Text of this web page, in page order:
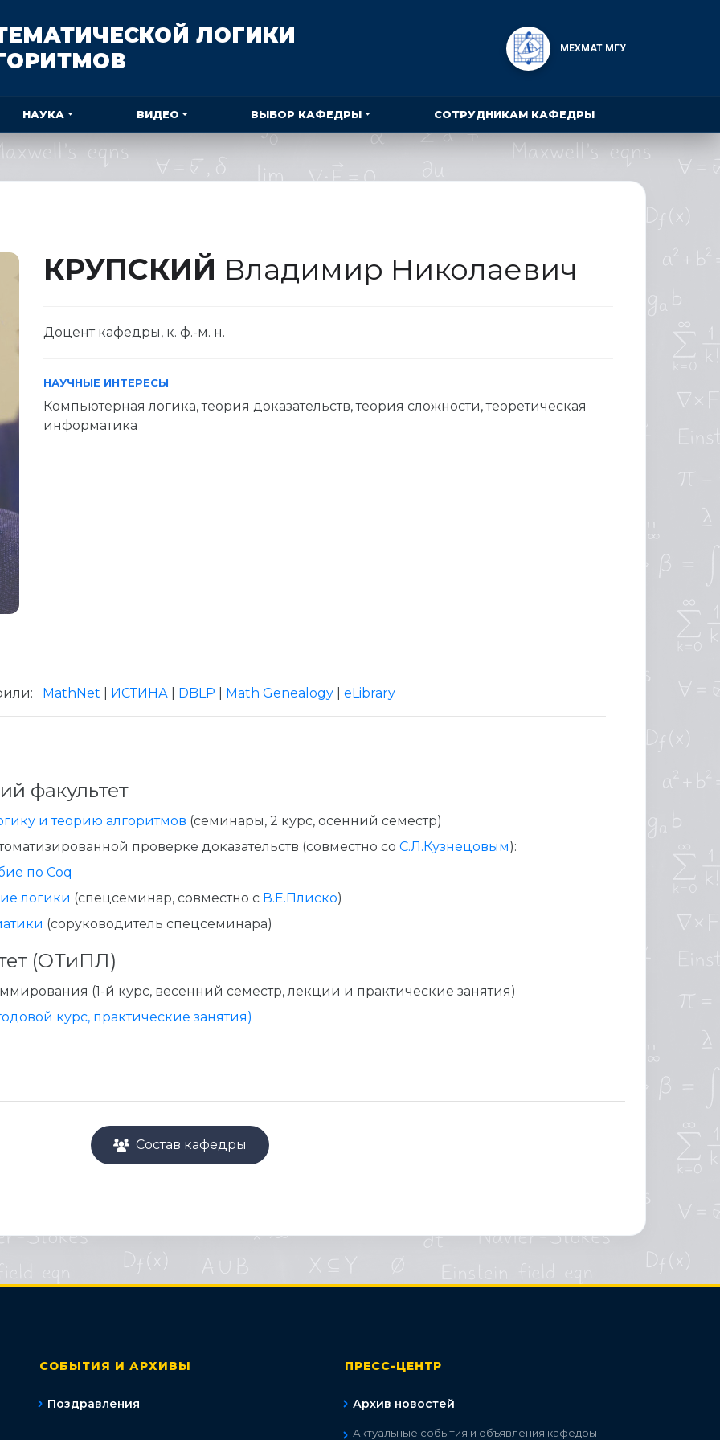
ЛОГИКИ
МЕХМАТ МГУ
НАУКА ВИДЕО ВЫБОР КАФЕДРЫ СОТРУДНИКАМ КАФЕДРЫ
КРУПСКИЙ Владимир Николаевич
Доцент кафедры, к. ф.-м. н.
НАУЧНЫЕ ИНТЕРЕСЫ
Компьютерная логика, теория доказательств, теория сложности, теоретическая
информатика
MathNet ИСТИНА DBLP Math Genealogy| eLibrary
факультет
и теорию алгоритмов (семинары, 2 курс, осенний семестр)
проверке доказательств (совместно со С.Л.Кузнецовым):
по Coq
логики (спецсеминар, совместно с В.Е.Плиско)
(соруководитель спецсеминара)
(ОТиПЛ)
(1-й курс, весенний семестр, лекции и практические занятия)
курс, практические занятия)
Состав кафедры
СОБЫТИЯ И АРХИВЫ
Поздравления
ПРЕСС-ЦЕНТР
Архив новостей
Актуальные события и объявления кафедры